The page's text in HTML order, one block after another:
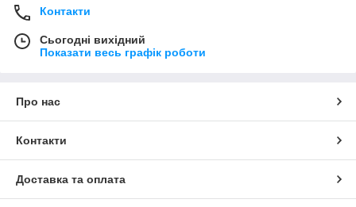
Контакти
Сьогодні вихідний
Показати весь графік роботи
Про нас
Контакти
Доставка та оплата